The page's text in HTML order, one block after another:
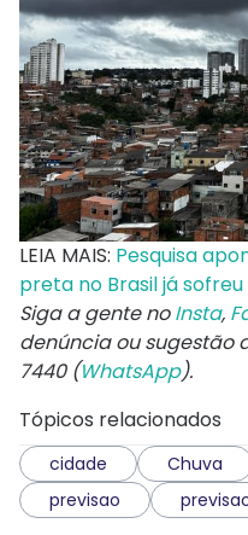
LEIA MAIS: Pesquisa
preta no Brasil já
Siga a gente noInsta,
denúncia ou sugestão
7440 (WhatsApp).
Tópicos relacionados
cidade Chuva
previsao